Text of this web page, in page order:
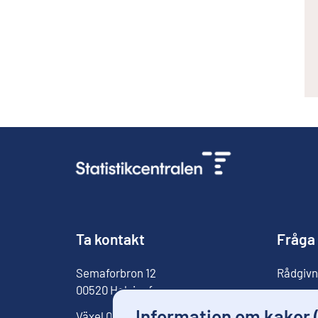
Ta kontakt
Semaforbron 12
00520 Helsingfors
Fråga